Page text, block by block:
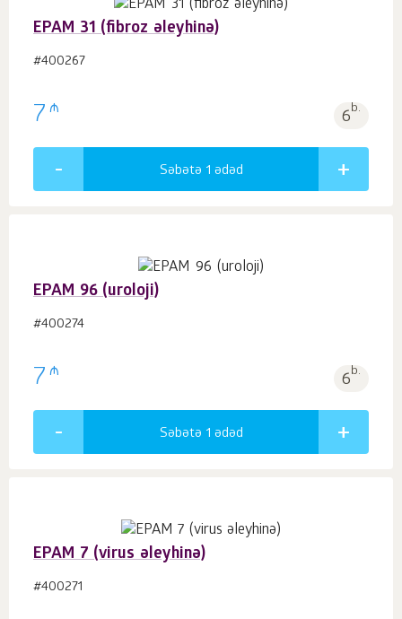
EPAM 31 (fibroz əleyhinə)
#400267
7 ₼ 6b.
Səbətə 1 ədəd
EPAM 96 (uroloji)
#400274
7 ₼ 6b.
Səbətə 1 ədəd
EPAM 7 (virus əleyhinə)
#400271